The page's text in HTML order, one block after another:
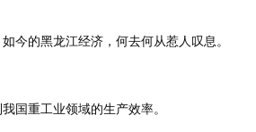
今的黑龙江经济，何去何从惹人叹息。
国重工业领域的生产效率。